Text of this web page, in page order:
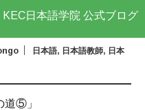
KEC日本語学院 公式ブログ
日本語, 日本語教師, 日本
道⑤」